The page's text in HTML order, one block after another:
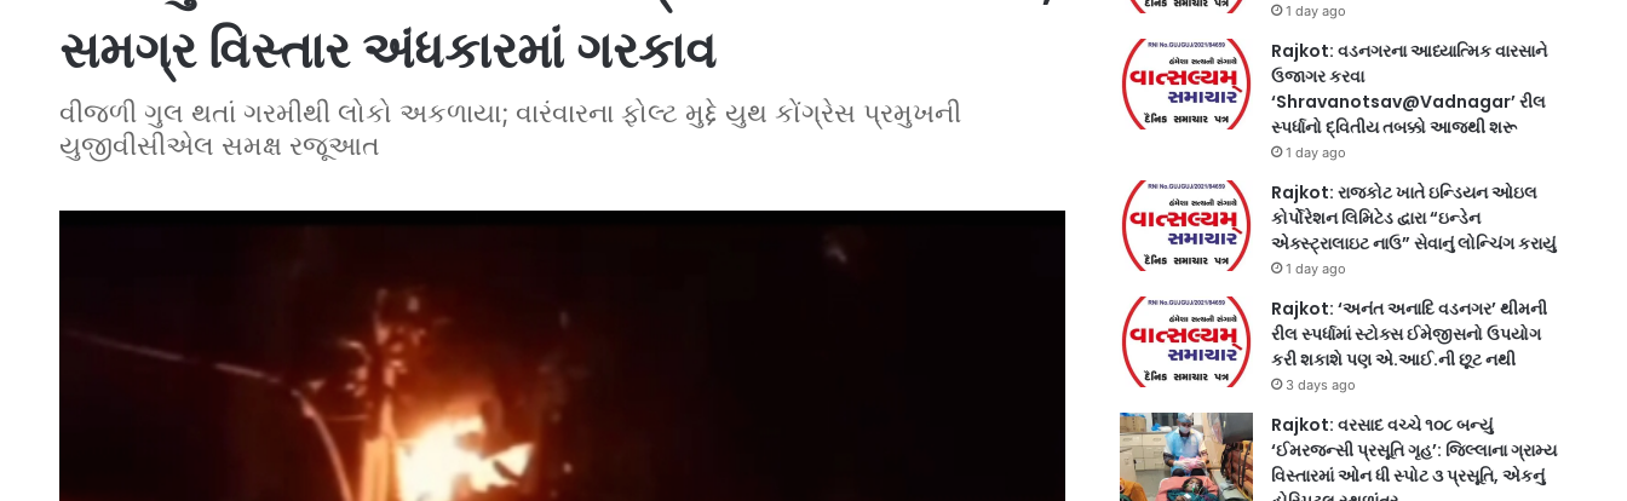
સમગ્ર વિસ્તાર અંધકારમાં ગરકાવ
વીજળી ગુલ થતાં ગરમીથી લોકો અકળાયા; વારંવારના ફોલ્ટ મુદ્દે યુથ કોંગ્રેસ પ્રમુખની
યુજીવીસીએલ સમક્ષ રજૂઆત
1 day ago
Rajkot: વડનગરના આધ્યાત્મિક વારસાને
ઉજાગર કરવા
‘Shravanotsav@Vadnagar’ રીલ
સ્પર્ધાનો દ્વિતીય તબક્કો આજથી શરૂ
1 day ago
Rajkot: રાજકોટ ખાતે ઇન્ડિયન ઓઇલ
કોર્પોરેશન લિમિટેડ દ્વારા “ઇન્ડેન
એક્સ્ટ્રાલાઇટ નાઉ” સેવાનું લોન્ચિંગ કરાયું
1 day ago
Rajkot: ‘અનંત અનાદિ વડનગર’ થીમની
રીલ સ્પર્ધામાં સ્ટોક્સ ઈમેજીસનો ઉપયોગ
કરી શકાશે પણ એ.આઈ.ની છૂટ નથી
3 days ago
Rajkot: વરસાદ વચ્ચે ૧૦૮ બન્યું
‘ઈમરજન્સી પ્રસૂતિ ગૃહ’: જિલ્લાના ગ્રામ્ય
વિસ્તારમાં ઓન ધી સ્પોટ ૩ પ્રસૂતિ, એકનું